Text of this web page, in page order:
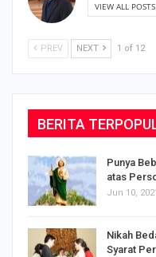
VIEW ALL POSTS
PREV NEXT 1 of 12
BERITA
Punya
atas
Jun 10,
Nikah
Syarat